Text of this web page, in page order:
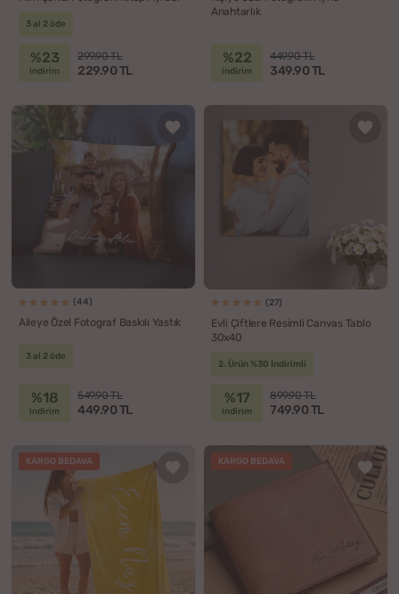
3 al 2 öde
%23
indirim
299.90 TL
229.90 TL
Anahtarlık
%22
indirim
449.90 TL
349.90 TL
(44)
Aileye Özel Fotograf Baskılı Yastık
3 al 2 öde
%18
indirim
549.90 TL
449.90 TL
(27)
Evli Çiftlere Resimli Canvas Tablo
30x40
2. Ürün %30 İndirimli
%17
indirim
899.90 TL
749.90 TL
KARGO BEDAVA KARGO BEDAVA